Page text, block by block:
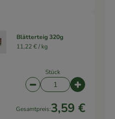
Blätterteig 320g
11,22 € /kg
Stück
Artikelanzahl
Gesamtpreis:3,59 €